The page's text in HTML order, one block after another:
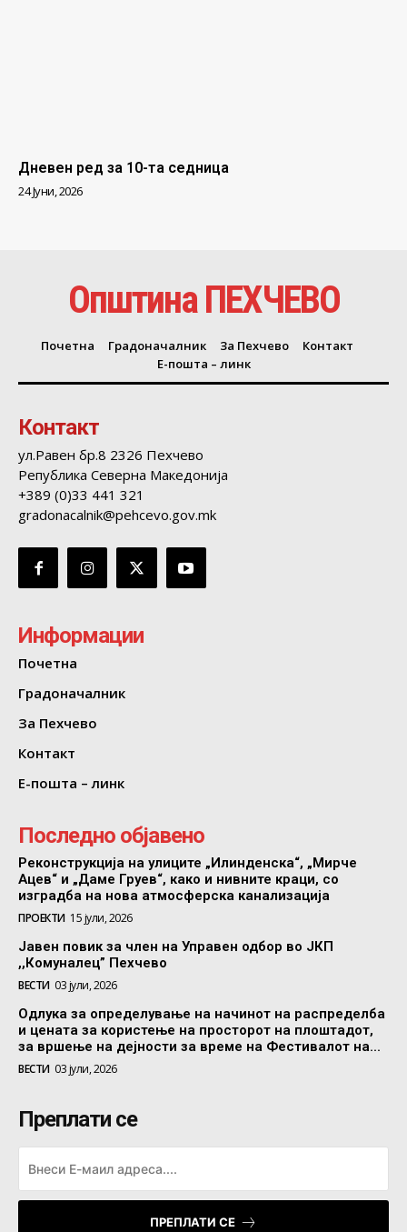
Дневен ред за 10-та седница
24 Јуни, 2026
Општина ПЕХЧЕВО
Почетна Градоначалник За Пехчево
Контакт
Е-пошта – линк
Контакт
ул.Равен бр.8 2326 Пехчево
Република Северна Македонија
+389 (0)33 441 321
gradonacalnik@pehcevo.gov.mk
Информации
Почетна
Градоначалник
За Пехчево
Контакт
Е-пошта – линк
Последно објавено
Реконструкција на улиците „Илинденска“, „Мирче
Ацев“ и „Даме Груев“, како и нивните краци, со
изградба на нова атмосферска канализација
ПРОЕКТИ 15 јули, 2026
Јавен повик за член на Управен одбор во ЈКП
,,Комуналец” Пехчево
ВЕСТИ 03 јули, 2026
Одлука за определување на начинот на распределба
и цената за користење на просторот на плоштадот,
за вршење на дејности за време на Фестивалот на...
ВЕСТИ 03 јули, 2026
Преплати се
ПРЕПЛАТИ СЕ